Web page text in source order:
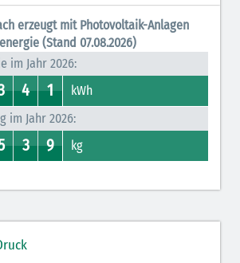
erzeugt mit Photovoltaik-Anlagen
(Stand 07.08.2026)
im Jahr 2026:
0
4
4 0
1
1
kWh
im Jahr 2026:
0
3
3 0
9
9 kg